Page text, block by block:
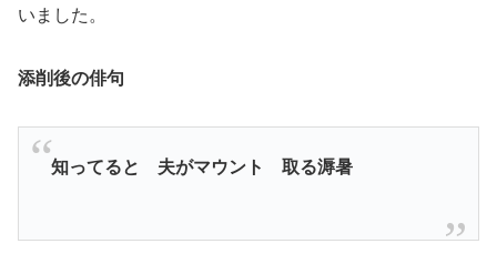
いました。
添削後の俳句
知ってると 夫がマウント 取る溽暑